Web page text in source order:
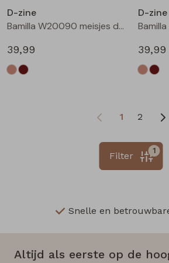
D-zine
Bamilla W20090 meisjes denim jack Kit
39,99
D-zine
39,99
1 2
1
Filter
Snelle en
Altijd als eerste op de